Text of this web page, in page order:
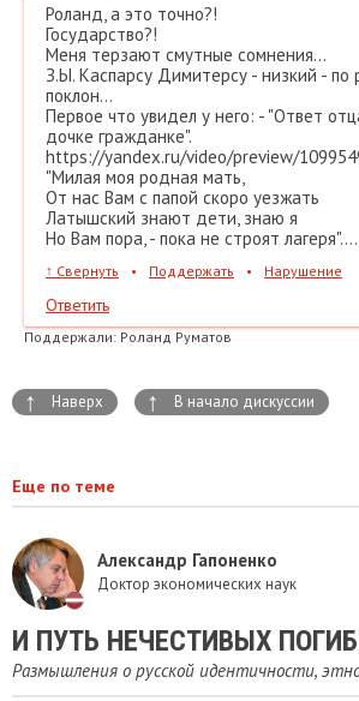
Роланд, а это точно?!
Государство?!
Меня терзают смутные сомнения...
З.Ы. Каспарсу Димитерсу - низкий - по
поклон...
Первое что увидел у него: - "Ответ
дочке гражданке".
https://yandex.ru/video/preview/
"Милая моя родная мать,
От нас Вам с папой скоро уезжать
Латышский знают дети, знаю я
Но Вам пора, - пока не строят лагеря"....
↑ Свернуть • Поддержать • Нарушение
Ответить
Поддержали: Роланд Руматов
↑ Наверх ↑ В начало дискуссии
Еще по теме
Александр Гапоненко
Доктор экономических наук
И ПУТЬ НЕЧЕСТИВЫХ
Размышления о русской идентичности,